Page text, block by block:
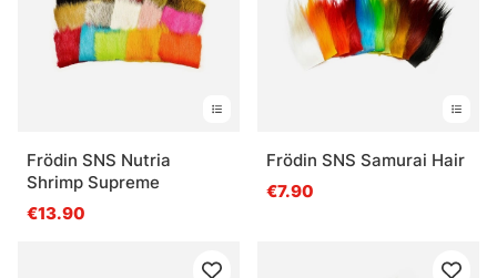
Frödin SNS Nutria
Shrimp Supreme
€13.90
Frödin SNS Samurai Hair
€7.90